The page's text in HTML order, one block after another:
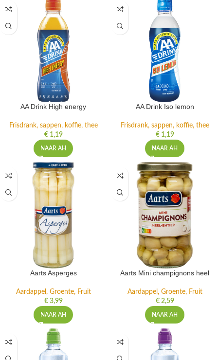
AA Drink High energy
Frisdrank, sappen, koffie, thee
€1,19
NAAR AH
AA Drink Iso lemon
Frisdrank, sappen, koffie, thee
€1,19
NAAR AH
Aarts Asperges
Aardappel, Groente, Fruit
€3,99
NAAR AH
Aarts Mini champignons heel
Aardappel, Groente, Fruit
€2,59
NAAR AH